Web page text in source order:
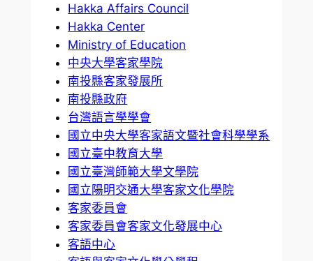
Hakka Affairs Council
Hakka Center
Ministry of Education
中央大學客家學院
南投縣客家發展所
南投縣政府
台灣語言學學會
國立中央大學客家語文暨社會科學學系
國立臺中教育大學
國立臺灣師範大學文學院
國立陽明交通大學客家文化學院
客家委員會
客家委員會客家文化發展中心
客語中心